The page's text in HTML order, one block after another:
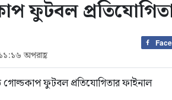
ফুটবল
অপরাহ্ণ